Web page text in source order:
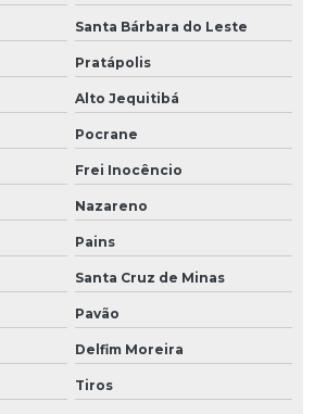
Santa Bárbara do Leste
Pratápolis
Alto Jequitibá
Pocrane
Frei Inocêncio
Nazareno
Pains
Santa Cruz de Minas
Pavão
Delfim Moreira
Tiros